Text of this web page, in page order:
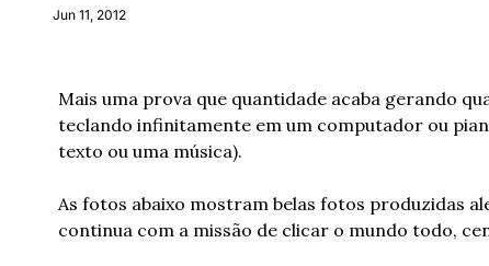
Jun 11, 2012
Mais uma prova que quantidade acaba gerando
teclando infinitamente em um computador ou
texto ou uma música).
As fotos abaixo mostram belas fotos produzidas
continua com a missão de clicar o mundo todo,